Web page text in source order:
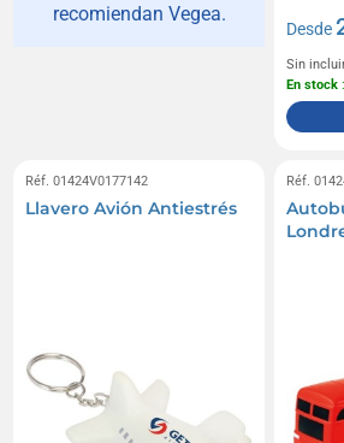
recomiendan Vegea.
Desde
Sin
En stock
Réf. 01424V0177142
Llavero Avión Antiestrés
Réf.